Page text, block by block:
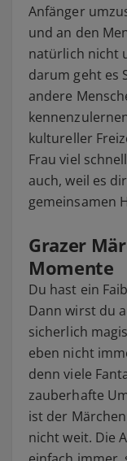
Anfänger
und an den
natürlich nicht
darum geht es
andere
kultureller
Frau viel
auch, weil es
gemeinsamen
Grazer
Momente
Du hast ein
Dann wirst du
sicherlich
eben nicht
denn viele
zauberhafte
ist der
nicht weit. Die